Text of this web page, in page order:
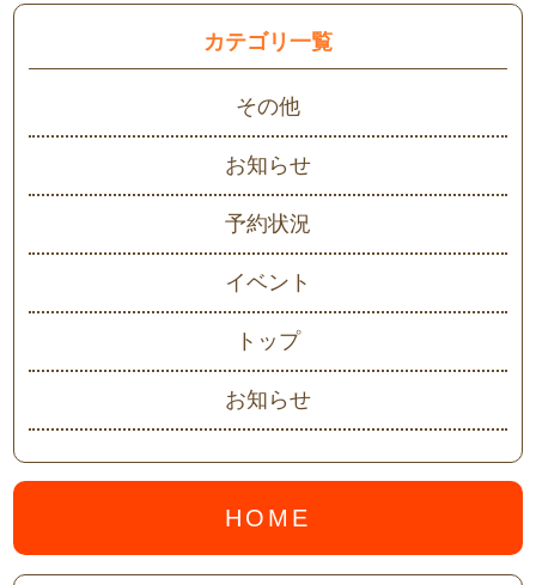
カテゴリ一覧
その他
お知らせ
予約状況
イベント
トップ
お知らせ
HOME